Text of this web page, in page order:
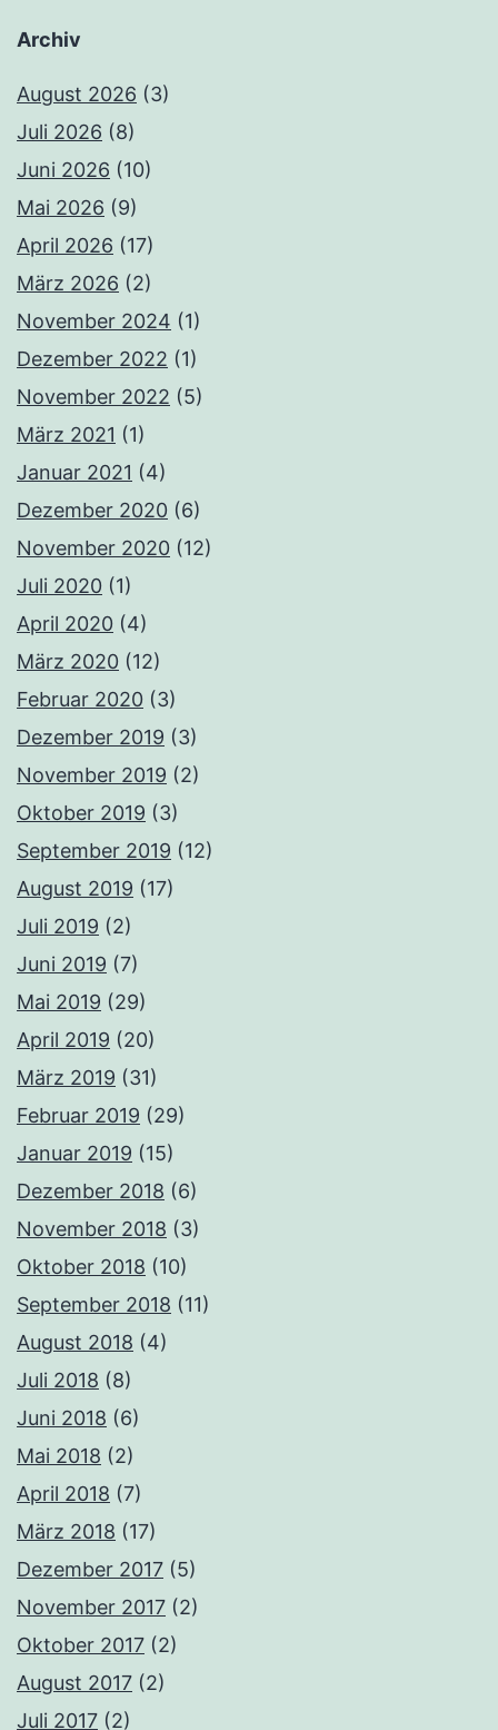
Archiv
August 2026 (3)
Juli 2026 (8)
Juni 2026 (10)
Mai 2026 (9)
April 2026 (17)
März 2026 (2)
November 2024 (1)
Dezember 2022 (1)
November 2022 (5)
März 2021 (1)
Januar 2021 (4)
Dezember 2020 (6)
November 2020 (12)
Juli 2020 (1)
April 2020 (4)
März 2020 (12)
Februar 2020 (3)
Dezember 2019 (3)
November 2019 (2)
Oktober 2019 (3)
September 2019 (12)
August 2019 (17)
Juli 2019 (2)
Juni 2019 (7)
Mai 2019 (29)
April 2019 (20)
März 2019 (31)
Februar 2019 (29)
Januar 2019 (15)
Dezember 2018 (6)
November 2018 (3)
Oktober 2018 (10)
September 2018 (11)
August 2018 (4)
Juli 2018 (8)
Juni 2018 (6)
Mai 2018 (2)
April 2018 (7)
März 2018 (17)
Dezember 2017 (5)
November 2017 (2)
Oktober 2017 (2)
August 2017 (2)
Juli 2017 (2)